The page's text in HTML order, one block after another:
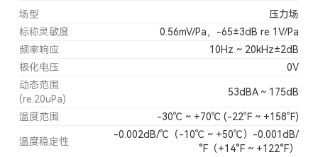
场型
压力场
标称灵敏度
0.56mV/Pa，-65±3dB re 1V/Pa
频率响应
10Hz ~ 20kHz±2dB
极化电压
0V
动态范围
(re.20uPa)
53dBA ~ 175dB
温度范围 -30℃ ~ +70℃ (-22℉ ~ +158℉)
温度稳定性
-0.002dB/℃（-10℃ ~ +50℃）-0.001dB/
°F（+14°F ~ +122°F）